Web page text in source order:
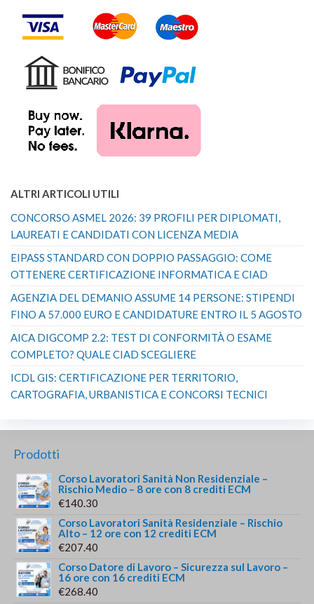
ALTRI ARTICOLI UTILI
CONCORSO ASMEL 2026: 39 PROFILI PER DIPLOMATI,
LAUREATI E CANDIDATI CON LICENZA MEDIA
EIPASS STANDARD CON DOPPIO PASSAGGIO: COME
OTTENERE CERTIFICAZIONE INFORMATICA E CIAD
AGENZIA DEL DEMANIO ASSUME 14 PERSONE: STIPENDI
FINO A 57.000 EURO E CANDIDATURE ENTRO IL 5 AGOSTO
AICA DIGCOMP 2.2: TEST DI CONFORMITÀ O ESAME
COMPLETO? QUALE CIAD SCEGLIERE
ICDL GIS: CERTIFICAZIONE PER TERRITORIO,
CARTOGRAFIA, URBANISTICA E CONCORSI TECNICI
Prodotti
Corso Lavoratori Sanità Non Residenziale –
Rischio Medio – 8 ore con 8 crediti ECM
€140.30
Corso Lavoratori Sanità Residenziale – Rischio
Alto – 12 ore con 12 crediti ECM
€207.40
Corso Datore di Lavoro – Sicurezza sul Lavoro –
16 ore con 16 crediti ECM
€268.40